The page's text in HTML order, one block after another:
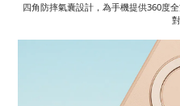
四角防摔氣囊設計，為手機提供360度
對